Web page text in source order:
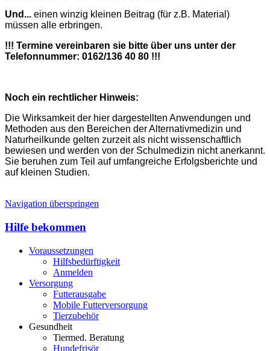
Und... einen winzig kleinen Beitrag (für z.B. Material)
müssen alle erbringen.
!!! Termine vereinbaren sie bitte über uns unter der
Telefonnummer: 0162/136 40 80 !!!
Noch ein rechtlicher Hinweis:
Die Wirksamkeit der hier dargestellten Anwendungen und
Methoden aus den Bereichen der Alternativmedizin und
Naturheilkunde gelten zurzeit als nicht wissenschaftlich
bewiesen und werden von der Schulmedizin nicht anerkannt.
Sie beruhen zum Teil auf umfangreiche Erfolgsberichte und
auf kleinen Studien.
Navigation überspringen
Hilfe bekommen
Voraussetzungen
Hilfsbedürftigkeit
Anmelden
Versorgung
Futterausgabe
Mobile Futterversorgung
Tierzubehör
Gesundheit
Tiermed. Beratung
Hundefrisör